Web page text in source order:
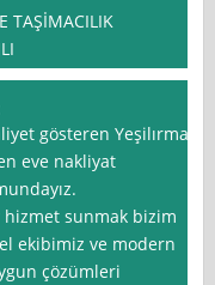
TAŞİMACILIK
gösteren Yeşilırmak
eve nakliyat
sunmak bizim
ekibimiz ve modern
çözümleri